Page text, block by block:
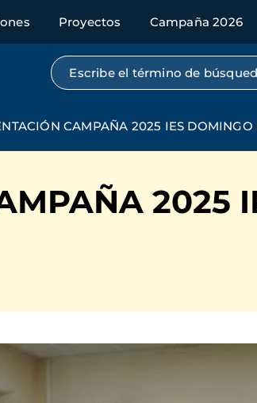
Proyectos Campaña 2026
Búsqueda por texto
CAMPAÑA 2025 IES DOMINGO
2025